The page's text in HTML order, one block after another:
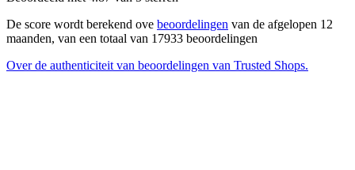
De score wordt berekend ove beoordelingen van de afgelopen 12
maanden, van een totaal van 17933 beoordelingen
Over de authenticiteit van beoordelingen van Trusted Shops.